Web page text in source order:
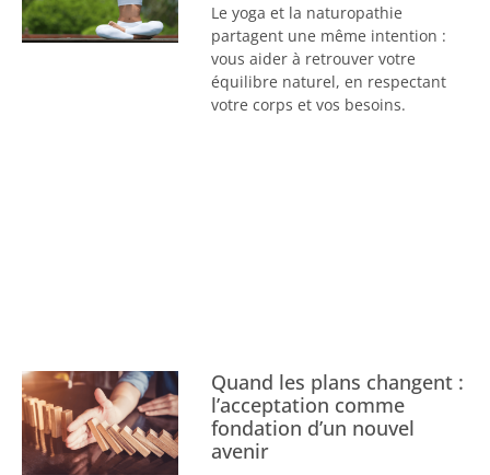
Le yoga et la naturopathie
partagent une même intention :
vous aider à retrouver votre
équilibre naturel, en respectant
votre corps et vos besoins.
Quand les plans changent :
l’acceptation comme
fondation d’un nouvel
avenir